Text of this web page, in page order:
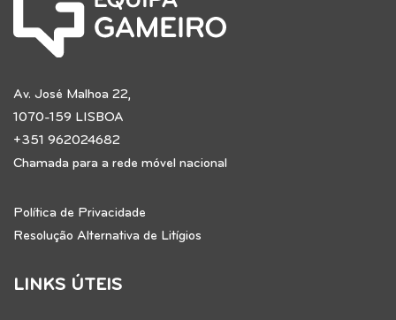
Av. José Malhoa 22,
1070-159 LISBOA
+351 962024682
Chamada para a rede móvel nacional
Política de Privacidade
Resolução Alternativa de Litígios
LINKS ÚTEIS